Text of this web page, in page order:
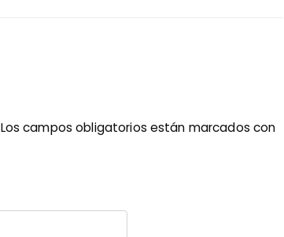
Los campos obligatorios están marcados con